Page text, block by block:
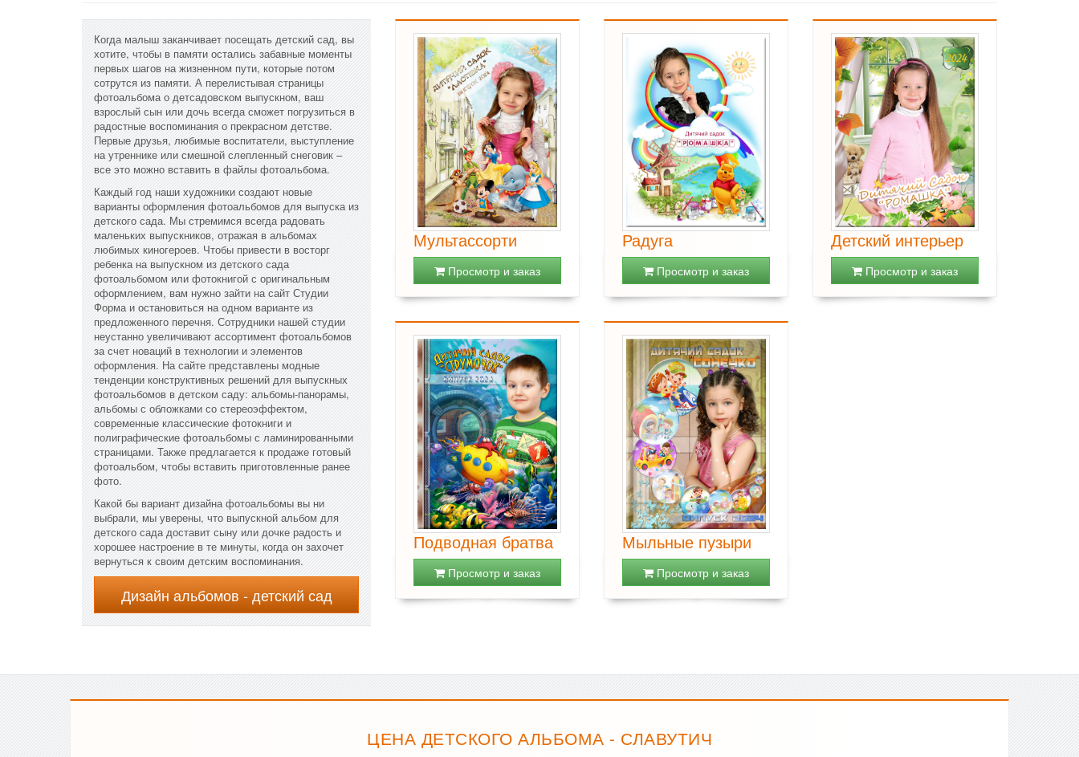
Когда малыш заканчивает посещать детский сад, вы
хотите, чтобы в памяти остались забавные моменты
первых шагов на жизненном пути, которые потом
сотрутся из памяти. А перелистывая страницы
фотоальбома о детсадовском выпускном, ваш
взрослый сын или дочь всегда сможет погрузиться в
радостные воспоминания о прекрасном детстве.
Первые друзья, любимые воспитатели, выступление
на утреннике или смешной слепленный снеговик –
все это можно вставить в файлы фотоальбома.
Каждый год наши художники создают новые
варианты оформления фотоальбомов для выпуска из
детского сада. Мы стремимся всегда радовать
маленьких выпускников, отражая в альбомах
любимых киногероев. Чтобы привести в восторг
ребенка на выпускном из детского сада
фотоальбомом или фотокнигой с оригинальным
оформлением, вам нужно зайти на сайт Студии
Форма и остановиться на одном варианте из
предложенного перечня. Сотрудники нашей студии
неустанно увеличивают ассортимент фотоальбомов
за счет новаций в технологии и элементов
оформления. На сайте представлены модные
тенденции конструктивных решений для выпускных
фотоальбомов в детском саду: альбомы-панорамы,
альбомы с обложками со стереоэффектом,
современные классические фотокниги и
полиграфические фотоальбомы с ламинированными
страницами. Также предлагается к продаже готовый
фотоальбом, чтобы вставить приготовленные ранее
фото.
Какой бы вариант дизайна фотоальбомы вы ни
выбрали, мы уверены, что выпускной альбом для
детского сада доставит сыну или дочке радость и
хорошее настроение в те минуты, когда он захочет
вернуться к своим детским воспоминания.
Дизайн альбомов - детский сад
Мультассорти
Просмотр и заказ
Радуга
Просмотр и заказ
Детский интерьер
Просмотр и заказ
Подводная братва
Просмотр и заказ
Мыльные пузыри
Просмотр и заказ
ЦЕНА ДЕТСКОГО АЛЬБОМА - СЛАВУТИЧ